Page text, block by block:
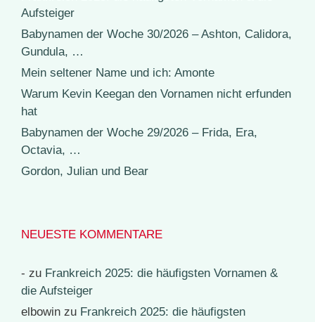
Aufsteiger
Babynamen der Woche 30/2026 – Ashton, Calidora,
Gundula, …
Mein seltener Name und ich: Amonte
Warum Kevin Keegan den Vornamen nicht erfunden
hat
Babynamen der Woche 29/2026 – Frida, Era,
Octavia, …
Gordon, Julian und Bear
NEUESTE KOMMENTARE
- zu Frankreich 2025: die häufigsten Vornamen &
die Aufsteiger
elbowin zu Frankreich 2025: die häufigsten